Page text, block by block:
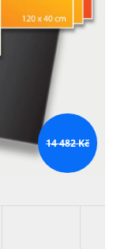
14 482 Kč